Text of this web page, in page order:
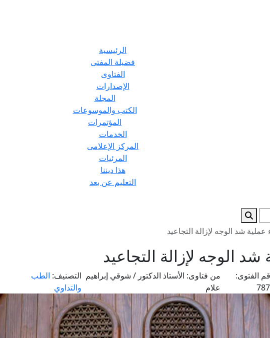
الرئيسية
فضيلة المفتى
الفتاوى
الإصدارات
المجلة
الكتب والموسوعات
المؤتمرات
الخدمات
المركز الإعلامى
المرئيات
هذا ديننا
التعليم عن بعد
شد الوجه لإزالة التجاعيد
الوجه لإزالة التجاعيد
الفتوى:
من فتاوى: الأستاذ الدكتور / شوقي إبراهيم
علام
التصنيف: الطب
والتداوي